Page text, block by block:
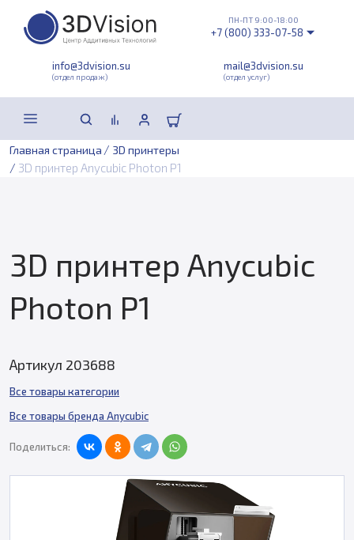
info@3dvision.su
(отдел продаж)
mail@3dvision.su
(отдел услуг)
ПН-ПТ 9:00-18:00
+7 (800) 333-07-58
Главная страница / 3D принтеры
/ 3D принтер Anycubic Photon P1
3D принтер Anycubic
Photon P1
Артикул 203688
Все товары категории
Все товары бренда Anycubic
Поделиться: